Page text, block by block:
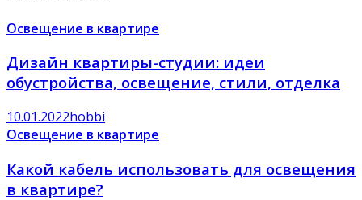
Освещение в квартире
Дизайн квартиры-студии: идеи
обустройства, освещение, стили, отделка
10.01.2022hobbi
Освещение в квартире
Какой кабель использовать для освещения
в квартире?